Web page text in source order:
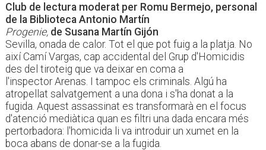
Club de lectura moderat per Romu Bermejo, personal
de la Biblioteca Antonio Martín
Progenie, de Susana Martín Gijón
Sevilla, onada de calor. Tot el que pot fuig a la platja. No
així Camí Vargas, cap accidental del Grup d'Homicidis
des del tiroteig que va deixar en coma a
l'inspector Arenas. I tampoc els criminals. Algú ha
atropellat salvatgement a una dona i s'ha donat a la
fugida. Aquest assassinat es transformarà en el focus
d'atenció mediàtica quan es filtri una dada encara més
pertorbadora: l'homicida li va introduir un xumet en la
boca abans de donar-se a la fugida.